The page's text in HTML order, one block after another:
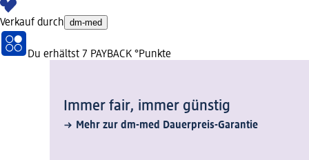
Verkauf durch dm-med
Du erhältst 7 PAYBACK °Punkte
Immer fair,­ immer günstig
Mehr zur dm-med Dauerpreis-Garantie